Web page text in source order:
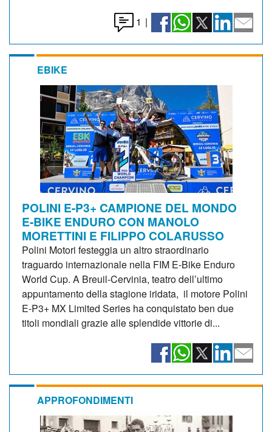
1 |
EBIKE
POLINI E-P3+ CAMPIONE DEL MONDO
E-BIKE ENDURO CON MANOLO
MORETTINI E FILIPPO COLARUSSO
Polini Motori festeggia un altro straordinario
traguardo internazionale nella FIM E-Bike Enduro
World Cup. A Breuil-Cervinia, teatro dell’ultimo
appuntamento della stagione iridata, il motore Polini
E-P3+ MX Limited Series ha conquistato ben due
titoli mondiali grazie alle splendide vittorie di...
APPROFONDIMENTI